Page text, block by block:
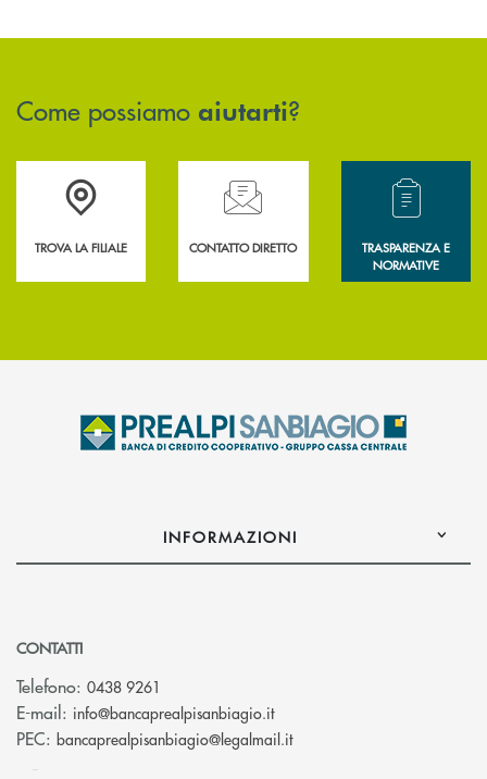
Come possiamo aiutarti?
Accedi all' elenco completo delle filiali .
TROVA LA FILIALE
Hai bisogno di assistenza immediata?
CONTATTO DIRETTO
Hai bisogno di
TRASPARENZA E
NORMATIVE
INFORMAZIONI
CONTATTI
Telefono: 0438 9261
E-mail: info@bancaprealpisanbiagio.it(si apre l’app di posta
PEC: bancaprealpisanbiagio@legalmail.it(si apre l’app di posta